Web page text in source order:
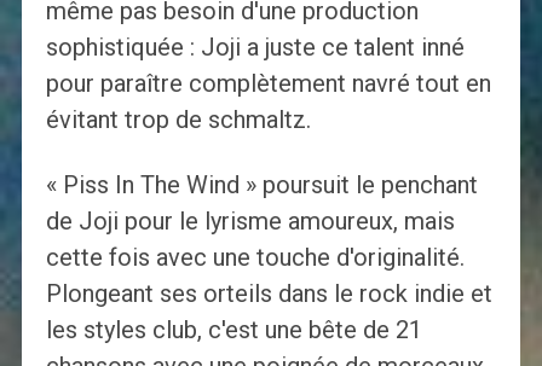
même pas besoin d'une production
sophistiquée : Joji a juste ce talent inné
pour paraître complètement navré tout en
évitant trop de schmaltz.
« Piss In The Wind » poursuit le penchant
de Joji pour le lyrisme amoureux, mais
cette fois avec une touche d'originalité.
Plongeant ses orteils dans le rock indie et
les styles club, c'est une bête de 21